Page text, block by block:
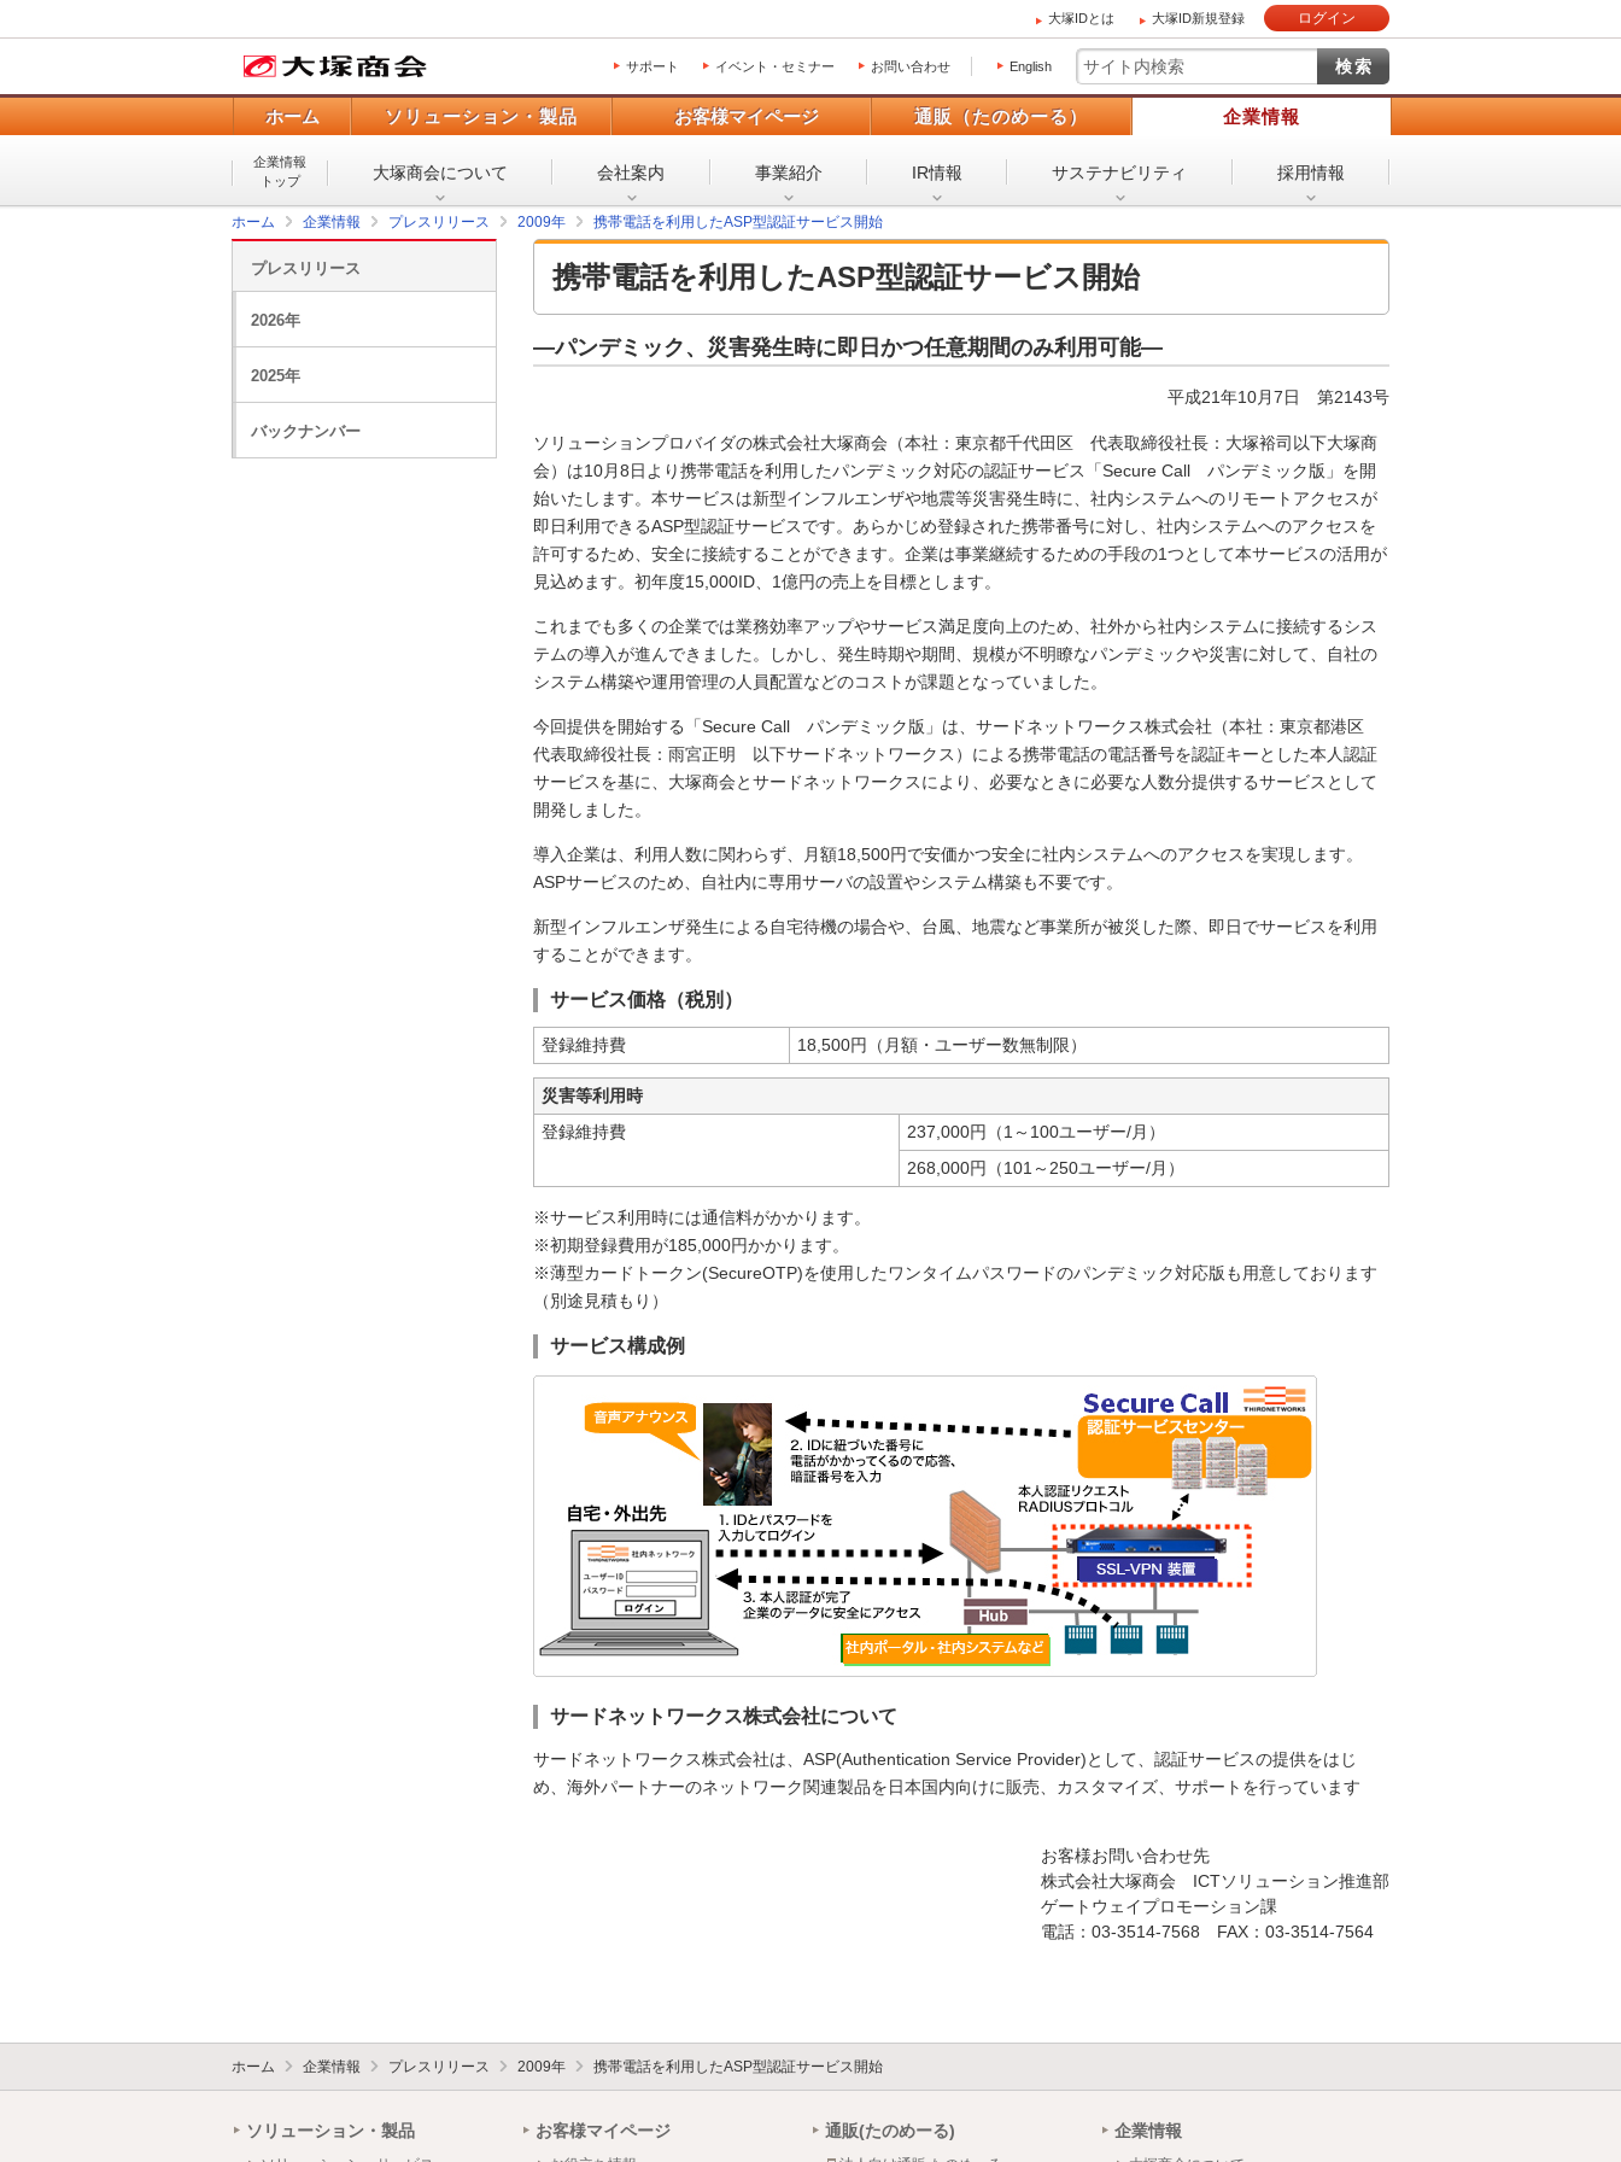
大塚IDとは 大塚ID新規登録 ログイン
サポート イベント・セミナー お問い合わせ English
ホーム ソリューション・製品 お客様マイページ 通販（たのめーる） 企業情報
企業情報
トップ
大塚商会について 会社案内 事業紹介 IR情報 サステナビリティ 採用情報
ホーム 企業情報 プレスリリース 2009年 携帯電話を利用したASP型認証サービス開始
携帯電話を利用したASP型認証サービス開始
―パンデミック、災害発生時に即日かつ任意期間のみ利用可能―
平成21年10月7日 第2143号
ソリューションプロバイダの株式会社大塚商会（本社：東京都千代田区 代表取締役社長：大塚裕司以下大塚商
会）は10月8日より携帯電話を利用したパンデミック対応の認証サービス「Secure Call パンデミック版」を開
始いたします。本サービスは新型インフルエンザや地震等災害発生時に、社内システムへのリモートアクセスが
即日利用できるASP型認証サービスです。あらかじめ登録された携帯番号に対し、社内システムへのアクセスを
許可するため、安全に接続することができます。企業は事業継続するための手段の1つとして本サービスの活用が
見込めます。初年度15,000ID、1億円の売上を目標とします。
これまでも多くの企業では業務効率アップやサービス満足度向上のため、社外から社内システムに接続するシス
テムの導入が進んできました。しかし、発生時期や期間、規模が不明瞭なパンデミックや災害に対して、自社の
システム構築や運用管理の人員配置などのコストが課題となっていました。
今回提供を開始する「Secure Call パンデミック版」は、サードネットワークス株式会社（本社：東京都港区
代表取締役社長：雨宮正明 以下サードネットワークス）による携帯電話の電話番号を認証キーとした本人認証
サービスを基に、大塚商会とサードネットワークスにより、必要なときに必要な人数分提供するサービスとして
開発しました。
導入企業は、利用人数に関わらず、月額18,500円で安価かつ安全に社内システムへのアクセスを実現します。
ASPサービスのため、自社内に専用サーバの設置やシステム構築も不要です。
新型インフルエンザ発生による自宅待機の場合や、台風、地震など事業所が被災した際、即日でサービスを利用
することができます。
サービス価格（税別）
登録維持費 18,500円（月額・ユーザー数無制限）
災害等利用時
登録維持費
237,000円（1～100ユーザー/月）
268,000円（101～250ユーザー/月）
※サービス利用時には通信料がかかります。
※初期登録費用が185,000円かかります。
※薄型カードトークン(SecureOTP)を使用したワンタイムパスワードのパンデミック対応版も用意しております
（別途見積もり）
サービス構成例
サードネットワークス株式会社について
サードネットワークス株式会社は、ASP(Authentication Service Provider)として、認証サービスの提供をはじ
め、海外パートナーのネットワーク関連製品を日本国内向けに販売、カスタマイズ、サポートを行っています
お客様お問い合わせ先
株式会社大塚商会 ICTソリューション推進部
ゲートウェイプロモーション課
電話：03-3514-7568 FAX：03-3514-7564
プレスリリース
2026年
2025年
バックナンバー
ホーム 企業情報 プレスリリース 2009年 携帯電話を利用したASP型認証サービス開始
ソリューション・製品 お客様マイページ 通販(たのめーる) 企業情報